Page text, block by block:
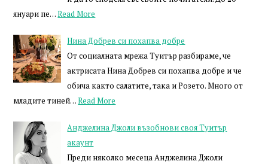
януари пе…Read More
Нина Добрев си похапва добре
От социалната мрежа Туитър разбираме, че
актрисата Нина Добрев си похапва добре и че
обича както салатите, така и Розето. Много от
младите тиней…Read More
Анджелина Джоли възобнови своя Туитър
акаунт
Преди няколко месеца Анджелина Джоли